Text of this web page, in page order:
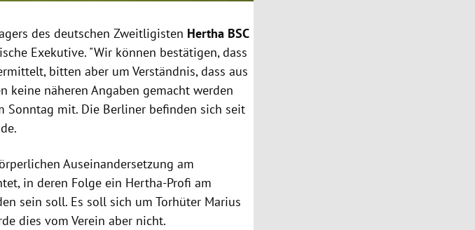
des deutschen Zweitligisten Hertha BSC
Exekutive. "Wir können bestätigen, dass
bitten aber um Verständnis, dass aus
näheren Angaben gemacht werden
mit. Die Berliner befinden sich seit
Auseinandersetzung am
in deren Folge ein Hertha-Profi am
sein soll. Es soll sich um Torhüter Marius
dies vom Verein aber nicht.